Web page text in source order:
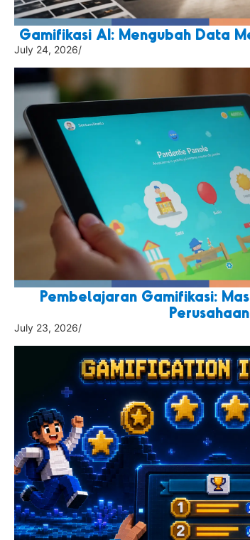
Gamifikasi AI: Mengubah Data
July 24, 2026/
Pembelajaran Gamifikasi:
Perusahaan
July 23, 2026/